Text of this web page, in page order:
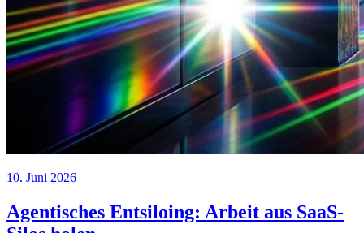
10. Juni 2026
Agentisches Entsiloing: Arbeit aus SaaS-